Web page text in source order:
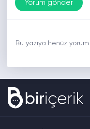
Bu yazıya henüz